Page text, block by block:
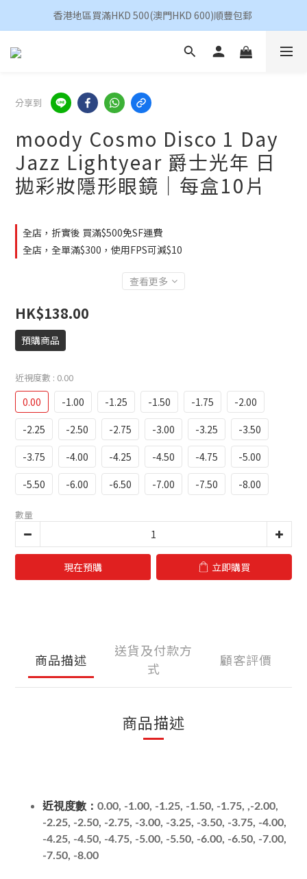
香港地區買滿HKD 500(澳門HKD 600)順豐包郵
香港地區買滿HKD 500(澳門HKD 600)順豐包郵
昆凌 Quinlivan 日拋 任選 $360/4盒
分享到
moody Cosmo Disco 1 Day
Jazz Lightyear 爵士光年 日
拋彩妝隱形眼鏡｜每盒10片
全店，折實後 買滿$500免SF運費
全店，全單滿$300，使用FPS可減$10
查看更多
HK$138.00
預購商品
近視度數 : 0.00
0.00 -1.00 -1.25 -1.50 -1.75
-2.00
-2.25
-2.50 -2.75 -3.00 -3.25
-3.50
-3.75
-4.00 -4.25 -4.50 -4.75
-5.00
-5.50
-6.00 -6.50 -7.00 -7.50 -8.00
數量
現在預購 立即購買
商品描述
送貨及付款方
式
顧客評價
商品描述
近視度數： 0.00, -1.00, -1.25, -1.50, -1.75, ,-2.00,
-2.25, -2.50, -2.75, -3.00, -3.25, -3.50, -3.75, -4.00,
-4.25, -4.50, -4.75, -5.00, -5.50, -6.00, -6.50, -7.00,
-7.50, -8.00